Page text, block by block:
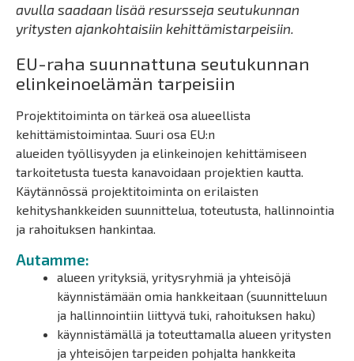
avulla saadaan lisää resursseja seutukunnan
yritysten ajankohtaisiin kehittämistarpeisiin.
EU-raha suunnattuna seutukunnan
elinkeinoelämän tarpeisiin
Projektitoiminta on tärkeä osa alueellista
kehittämistoimintaa. Suuri osa EU:n
alueiden työllisyyden ja elinkeinojen kehittämiseen
tarkoitetusta tuesta kanavoidaan projektien kautta.
Käytännössä projektitoiminta on erilaisten
kehityshankkeiden suunnittelua, toteutusta, hallinnointia
ja rahoituksen hankintaa.
Autamme:
alueen yrityksiä, yritysryhmiä ja yhteisöjä
käynnistämään omia hankkeitaan (suunnitteluun
ja hallinnointiin liittyvä tuki, rahoituksen haku)
käynnistämällä ja toteuttamalla alueen yritysten
ja yhteisöjen tarpeiden pohjalta hankkeita